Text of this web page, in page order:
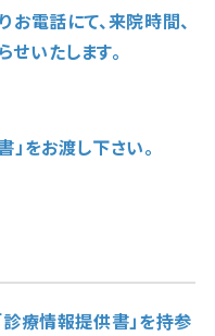
電話にて、来院時間、
いたします。
をお渡し下さい。
療情報提供書」を持参